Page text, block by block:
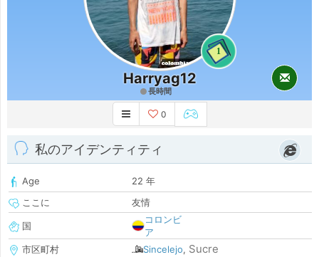
1
Harryag12
長時間
0
私のアイデンティティ
Age
22 年
ここに
友情
国
コロンビ
ア
市区町村
Sincelejo, Sucre